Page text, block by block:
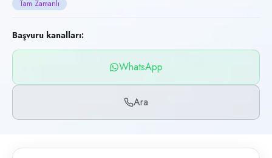
1 Temmuz 2026
Son geçerlilik
29 Eylül 2026
WhatsApp, Telefon
İlan açıklaması
Tam Zamanlı
Başvuru kanalları:
WhatsApp
Ara